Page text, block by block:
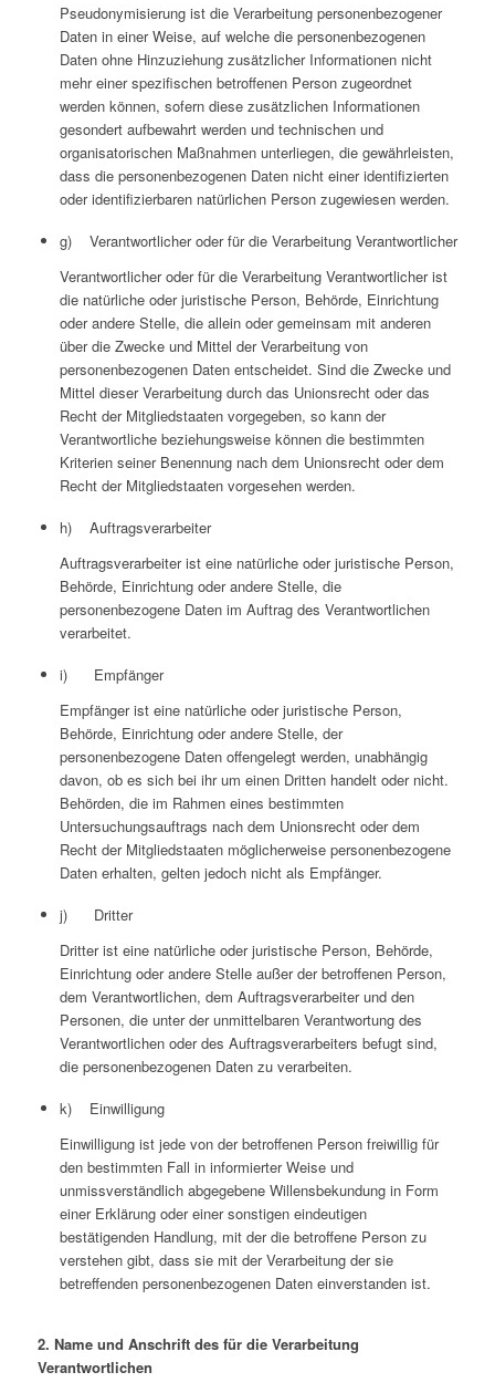
Pseudonymisierung ist die Verarbeitung personenbezogener
Daten in einer Weise, auf welche die personenbezogenen
Daten ohne Hinzuziehung zusätzlicher Informationen nicht
mehr einer spezifischen betroffenen Person zugeordnet
werden können, sofern diese zusätzlichen Informationen
gesondert aufbewahrt werden und technischen und
organisatorischen Maßnahmen unterliegen, die gewährleisten,
dass die personenbezogenen Daten nicht einer identifizierten
oder identifizierbaren natürlichen Person zugewiesen werden.
g) Verantwortlicher oder für die Verarbeitung Verantwortlicher
Verantwortlicher oder für die Verarbeitung Verantwortlicher ist
die natürliche oder juristische Person, Behörde, Einrichtung
oder andere Stelle, die allein oder gemeinsam mit anderen
über die Zwecke und Mittel der Verarbeitung von
personenbezogenen Daten entscheidet. Sind die Zwecke und
Mittel dieser Verarbeitung durch das Unionsrecht oder das
Recht der Mitgliedstaaten vorgegeben, so kann der
Verantwortliche beziehungsweise können die bestimmten
Kriterien seiner Benennung nach dem Unionsrecht oder dem
Recht der Mitgliedstaaten vorgesehen werden.
h) Auftragsverarbeiter
Auftragsverarbeiter ist eine natürliche oder juristische Person,
Behörde, Einrichtung oder andere Stelle, die
personenbezogene Daten im Auftrag des Verantwortlichen
verarbeitet.
i) Empfänger
Empfänger ist eine natürliche oder juristische Person,
Behörde, Einrichtung oder andere Stelle, der
personenbezogene Daten offengelegt werden, unabhängig
davon, ob es sich bei ihr um einen Dritten handelt oder nicht.
Behörden, die im Rahmen eines bestimmten
Untersuchungsauftrags nach dem Unionsrecht oder dem
Recht der Mitgliedstaaten möglicherweise personenbezogene
Daten erhalten, gelten jedoch nicht als Empfänger.
j) Dritter
Dritter ist eine natürliche oder juristische Person, Behörde,
Einrichtung oder andere Stelle außer der betroffenen Person,
dem Verantwortlichen, dem Auftragsverarbeiter und den
Personen, die unter der unmittelbaren Verantwortung des
Verantwortlichen oder des Auftragsverarbeiters befugt sind,
die personenbezogenen Daten zu verarbeiten.
k) Einwilligung
Einwilligung ist jede von der betroffenen Person freiwillig für
den bestimmten Fall in informierter Weise und
unmissverständlich abgegebene Willensbekundung in Form
einer Erklärung oder einer sonstigen eindeutigen
bestätigenden Handlung, mit der die betroffene Person zu
verstehen gibt, dass sie mit der Verarbeitung der sie
betreffenden personenbezogenen Daten einverstanden ist.
2. Name und Anschrift des für die Verarbeitung
Verantwortlichen